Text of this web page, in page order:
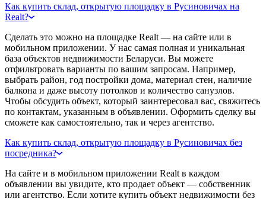
Как купить склад, открытую площадку в Русиновичах на
Realt?
Сделать это можно на площадке Realt — на сайте или в
мобильном приложении. У нас самая полная и уникальная
база объектов недвижимости Беларуси. Вы можете
отфильтровать варианты по вашим запросам. Например,
выбрать район, год постройки дома, материал стен, наличие
балкона и даже высоту потолков и количество санузлов.
Чтобы обсудить объект, который заинтересовал вас, свяжитесь
по контактам, указанным в объявлении. Оформить сделку вы
сможете как самостоятельно, так и через агентство.
Как купить склад, открытую площадку в Русиновичах без
посредника?
На сайте и в мобильном приложении Realt в каждом
объявлении вы увидите, кто продает объект — собственник
или агентство. Если хотите купить объект недвижимости без